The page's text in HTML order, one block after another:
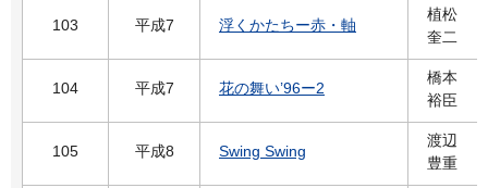
103 平成7 浮くかたちー赤・軸
植松
奎二
104 平成7 花の舞い’96ー2
橋本
裕臣
105 平成8 Swing Swing
渡辺
豊重